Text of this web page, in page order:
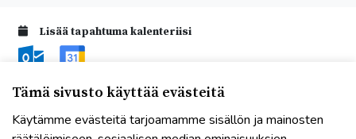
Lisää tapahtuma kalenteriisi
Tapahtumapaikka
Tämä sivusto käyttää evästeitä
Käytämme evästeitä tarjoamamme sisällön ja mainosten